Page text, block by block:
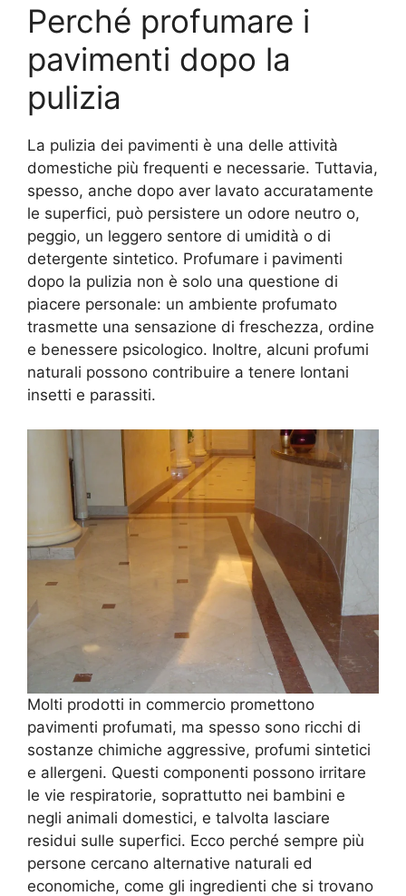
Perché profumare i
pavimenti dopo la
pulizia
La pulizia dei pavimenti è una delle attività
domestiche più frequenti e necessarie. Tuttavia,
spesso, anche dopo aver lavato accuratamente
le superfici, può persistere un odore neutro o,
peggio, un leggero sentore di umidità o di
detergente sintetico. Profumare i pavimenti
dopo la pulizia non è solo una questione di
piacere personale: un ambiente profumato
trasmette una sensazione di freschezza, ordine
e benessere psicologico. Inoltre, alcuni profumi
naturali possono contribuire a tenere lontani
insetti e parassiti.
Molti prodotti in commercio promettono
pavimenti profumati, ma spesso sono ricchi di
sostanze chimiche aggressive, profumi sintetici
e allergeni. Questi componenti possono irritare
le vie respiratorie, soprattutto nei bambini e
negli animali domestici, e talvolta lasciare
residui sulle superfici. Ecco perché sempre più
persone cercano alternative naturali ed
economiche, come gli ingredienti che si trovano